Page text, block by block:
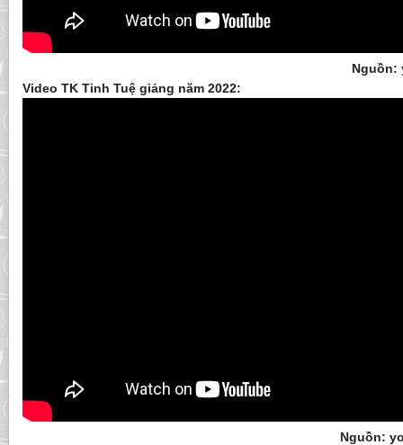
Nguồn:
Video TK Tinh Tuệ giảng năm 2022:
Nguồn: